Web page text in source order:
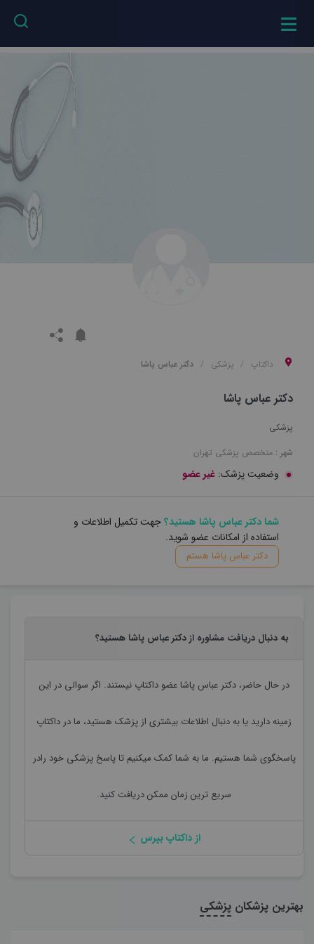
داکتاپ پزشکی دکتر عباس پاشا
دکتر عباس پاشا
پزشکی
شهر : متخصص پزشکی تهران
وضعیت پزشک: غیر عضو
شما دکتر عباس پاشا هستید؟جهت تکمیل اطلاعات و
استفاده از امکانات عضو شوید.
دکتر عباس پاشا هستم
به دنبال دریافت مشاوره از دکتر عباس پاشا هستید؟
در حال حاضر،دکتر عباس پاشا عضو داکتاپ نیستند. اگر سوالی در این
زمینه دارید یا به دنبال اطلاعات بیشتری از پزشک هستید، ما در داکتاپ
پاسخگوی شما هستیم. ما به شما کمک میکنیم تا پاسخ پزشکی خود رادر
سریع ترین زمان ممکن دریافت کنید.
از داکتاپ بپرس
بهترین پزشکان پزشکی